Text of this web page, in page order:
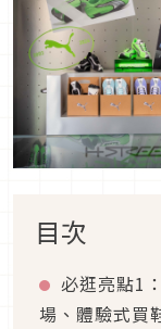
目次
必逛亮點1
場、體驗式買